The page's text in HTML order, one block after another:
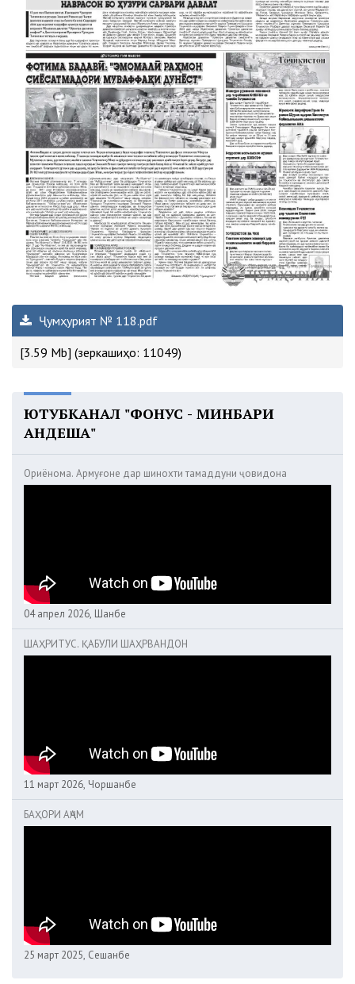
Ҷумҳурият № 118.pdf
[3.59 Mb] (зеркашиҳо: 11049)
ЮТУБКАНАЛ "ФОНУС - МИНБАРИ
АНДЕША"
Ориёнома. Армуғоне дар шинохти тамаддуни ҷовидона
04 апрел 2026, Шанбе
ШАҲРИТУС. ҚАБУЛИ ШАҲРВАНДОН
11 март 2026, Чоршанбе
БАҲОРИ АҶАМ
25 март 2025, Сешанбе